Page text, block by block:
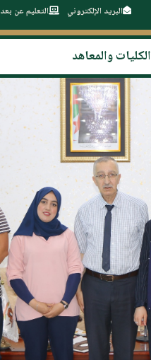
البريد الإلكتروني التعليم عن بعد
الكليات والمعاهد